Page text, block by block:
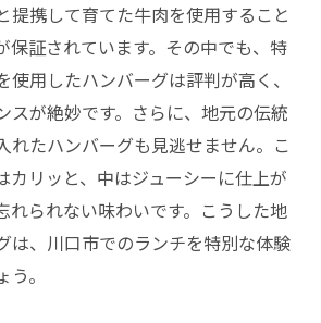
のコラボレーション例
鮮食材を使ったハンバーグの魅
変わるハンバーグの食材選び
わう地元の味
いが詰まったハンバーグ
の素材に対するこだわり
川口市で見つける至福のハンバ
提携して育てた牛肉を使用すること
保証されています。その中でも、特
使用したハンバーグは評判が高く、
スが絶妙です。さらに、地元の伝統
れたハンバーグも見逃せません。こ
カリッと、中はジューシーに仕上が
れられない味わいです。こうした地
は、川口市でのランチを特別な体験
。